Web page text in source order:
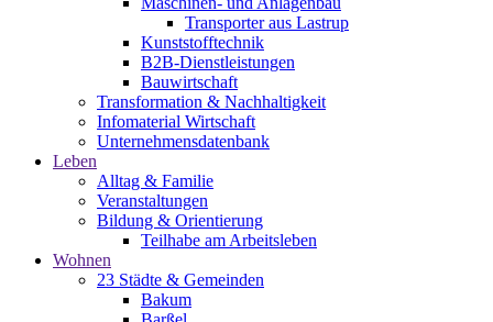
Transporter aus Lastrup
Kunststofftechnik
B2B-Dienstleistungen
Bauwirtschaft
Transformation & Nachhaltigkeit
Infomaterial Wirtschaft
Unternehmensdatenbank
Leben
Alltag & Familie
Veranstaltungen
Bildung & Orientierung
Teilhabe am Arbeitsleben
Wohnen
23 Städte & Gemeinden
Bakum